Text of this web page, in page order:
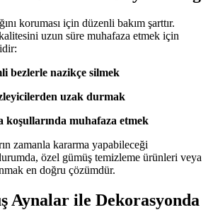
koruması için düzenli bakım şarttır.
uzun süre muhafaza etmek için
bezlerle nazikçe silmek
uzak durmak
koşullarında muhafaza etmek
zamanla kararma yapabileceği
özel gümüş temizleme ürünleri veya
en doğru çözümdür.
Aynalar ile Dekorasyonda